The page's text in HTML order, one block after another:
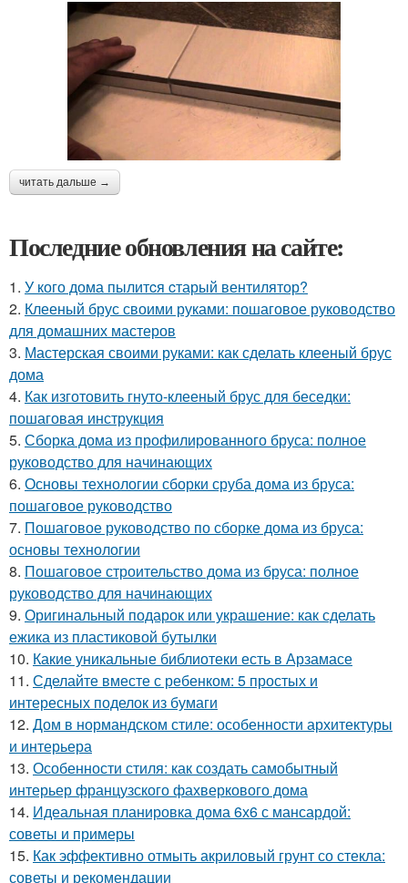
читать дальше →
Последние обновления на сайте:
1. У кого дома пылитcя cтарый вентилятор?
2. Клееный брус своими руками: пошаговое руководство
для домашних мастеров
3. Мастерская своими руками: как сделать клееный брус
дома
4. Как изготовить гнуто-клееный брус для беседки:
пошаговая инструкция
5. Сборка дома из профилированного бруса: полное
руководство для начинающих
6. Основы технологии сборки сруба дома из бруса:
пошаговое руководство
7. Пошаговое руководство по сборке дома из бруса:
основы технологии
8. Пошаговое строительство дома из бруса: полное
руководство для начинающих
9. Оригинальный подарок или украшение: как сделать
ежика из пластиковой бутылки
10. Какие уникальные библиотеки есть в Арзамасе
11. Сделайте вместе с ребенком: 5 простых и
интересных поделок из бумаги
12. Дом в нормандском стиле: особенности архитектуры
и интерьера
13. Особенности стиля: как создать самобытный
интерьер французского фахверкового дома
14. Идеальная планировка дома 6х6 с мансардой:
советы и примеры
15. Как эффективно отмыть акриловый грунт со стекла:
советы и рекомендации